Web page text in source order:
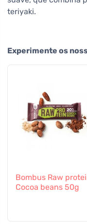
teriyaki.
Experimente os
Bombus Raw
Cocoa beans 50g